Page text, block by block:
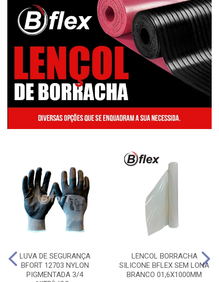
LUVA DE SEGURANÇA
BFORT 12703 NYLON
PIGMENTADA 3/4
LENCOL BORRACHA
SILICONE BFLEX SEM LONA
BRANCO 01,6X1000MM